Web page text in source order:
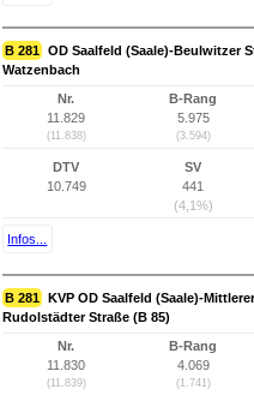
B 281 OD Saalfeld (Saale)-Beulwitzer
Watzenbach
Nr.
11.829
(11.838)
B-Rang
5.975
(3.594)
DTV
10.749
SV
441
(4,1%)
Infos...
B 281 KVP OD Saalfeld (Saale)-
Rudolstädter Straße (B 85)
Nr.
11.830
(11.839)
B-Rang
4.069
(1.741)